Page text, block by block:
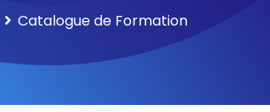
Catalogue de Formation